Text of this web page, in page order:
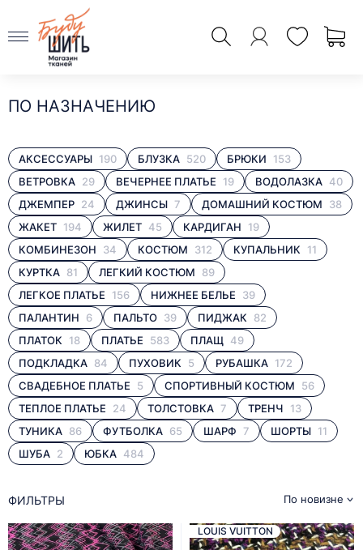
ПО НАЗНАЧЕНИЮ
АКСЕССУАРЫ 190 БЛУЗКА 520 БРЮКИ
153
ВЕТРОВКА 29 ВЕЧЕРНЕЕ ПЛАТЬЕ 19 ВОДОЛАЗКА 40
ДЖЕМПЕР 24 ДЖИНСЫ 7 ДОМАШНИЙ КОСТЮМ
38
ЖАКЕТ 194 ЖИЛЕТ 45 КАРДИГАН
19
КОМБИНЕЗОН
34 КОСТЮМ 312 КУПАЛЬНИК
11
КУРТКА 81 ЛЕГКИЙ КОСТЮМ
89
ЛЕГКОЕ ПЛАТЬЕ
156 НИЖНЕЕ БЕЛЬЕ
39
ПАЛАНТИН
6 ПАЛЬТО 39 ПИДЖАК
82
ПЛАТОК
18 ПЛАТЬЕ 583 ПЛАЩ 49
ПОДКЛАДКА 84 ПУХОВИК 5 РУБАШКА 172
СВАДЕБНОЕ ПЛАТЬЕ
5 СПОРТИВНЫЙ КОСТЮМ
56
ТЕПЛОЕ ПЛАТЬЕ
24 ТОЛСТОВКА 7 ТРЕНЧ
13
ТУНИКА 86 ФУТБОЛКА 65 ШАРФ 7 ШОРТЫ 11
ШУБА 2 ЮБКА 484
По новизне
ФИЛЬТРЫ
LOUIS VUITTON